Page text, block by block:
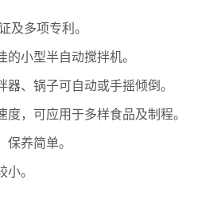
及多项专利。
的小型半自动搅拌机。
器、锅子可自动或手摇倾倒。
度，可应用于多样食品及制程。
保养简单。
小。
80公升瓦斯搅拌机